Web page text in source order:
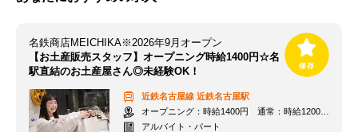
名鉄商店MEICHIKA※2026年9月オープン
【お土産販売スタッフ】オープニング時給1400円☆名
駅直結のお土産屋さん◎未経験OK！
近鉄名古屋線 近鉄名古屋駅
オープニング：時給1400円 通常：時給1200円～＋交通費全額支給
アルバイト・パート